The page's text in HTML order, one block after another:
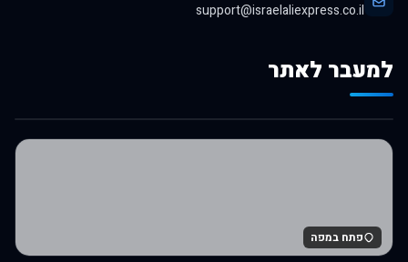
support@israelaliexpress.co.il
למעבר לאתר
לרכישה באלי אקספרס
פתח במפה